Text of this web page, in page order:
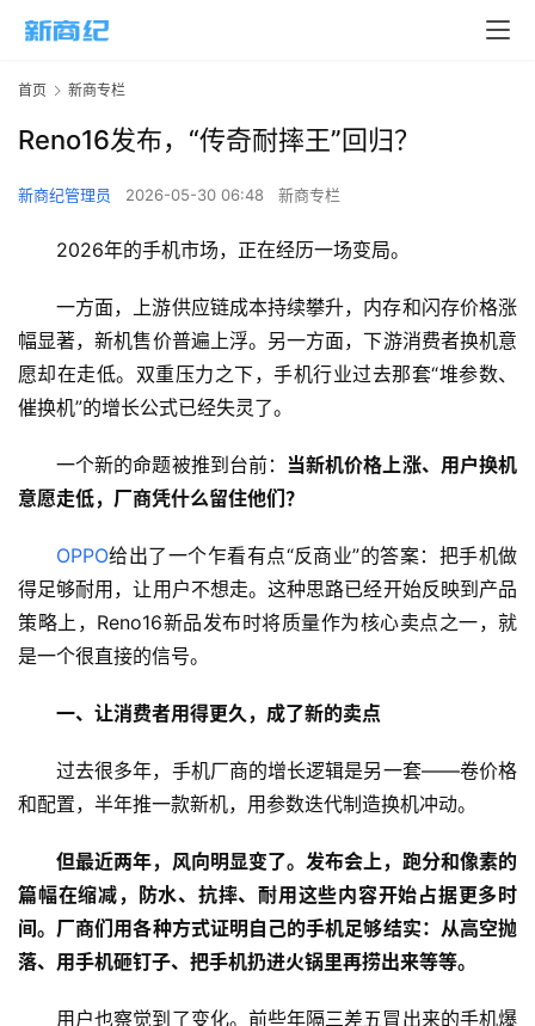
首页 新商专栏
Reno16发布，“传奇耐摔王”回归？
新商纪管理员 2026-05-30 06:48 新商专栏
2026年的手机市场，正在经历一场变局。
一方面，上游供应链成本持续攀升，内存和闪存价格涨
幅显著，新机售价普遍上浮。另一方面，下游消费者换机意
愿却在走低。双重压力之下，手机行业过去那套“堆参数、
催换机”的增长公式已经失灵了。
一个新的命题被推到台前： 当新机价格上涨、用户换机
意愿走低，厂商凭什么留住他们？
OPPO给出了一个乍看有点“反商业”的答案：把手机做
得足够耐用，让用户不想走。这种思路已经开始反映到产品
策略上，Reno16新品发布时将质量作为核心卖点之一，就
是一个很直接的信号。
一、让消费者用得更久，成了新的卖点
过去很多年，手机厂商的增长逻辑是另一套——卷价格
和配置，半年推一款新机，用参数迭代制造换机冲动。
但最近两年，风向明显变了。发布会上，跑分和像素的
篇幅在缩减，防水、抗摔、耐用这些内容开始占据更多时
间。厂商们用各种方式证明自己的手机足够结实：从高空抛
落、用手机砸钉子、把手机扔进火锅里再捞出来等等。
用户也察觉到了变化。前些年隔三差五冒出来的手机爆